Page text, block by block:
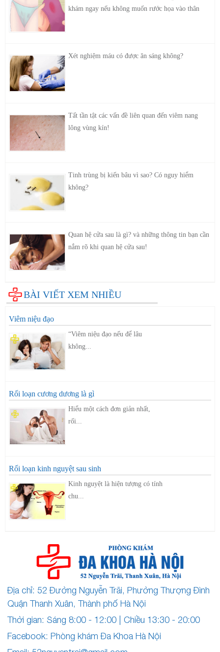
khám ngay nếu không muốn rước họa vào thân
Xét nghiệm máu có được ăn sáng không?
Tất tần tật các vấn đề liên quan đến viêm nang
lông vùng kín!
Tinh trùng bị kiến bâu vì sao? Có nguy hiểm
không?
Quan hệ cửa sau là gì? và những thông tin bạn cần
nắm rõ khi quan hệ cửa sau!
BÀI VIẾT XEM NHIỀU
Viêm niệu đạo
“Viêm niệu đạo nếu để lâu
không...
Rối loạn cương dương là gì
Hiểu một cách đơn giản nhất,
rối...
Rối loạn kinh nguyệt sau sinh
Kinh nguyệt là hiện tượng có tính
chu...
Địa chỉ: 52 Đường Nguyễn Trãi, Phường Thượng Đình
Quận Thanh Xuân, Thành phố Hà Nội
Thời gian: Sáng 8:00 - 12:00 | Chiều 13:30 - 20:00
Facebook: Phòng khám Đa Khoa Hà Nội